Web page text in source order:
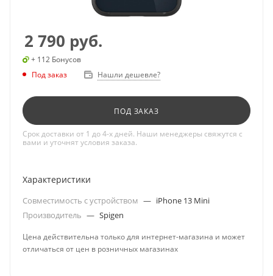
2 790 руб.
+ 112 Бонусов
Под заказ
Нашли дешевле?
ПОД ЗАКАЗ
Срок доставки от 1 до 4-х дней. Наши менеджеры свяжутся с
вами и уточнят условия заказа.
Характеристики
Совместимость с устройством — iPhone 13 Mini
Производитель — Spigen
Цена действительна только для интернет-магазина и может
отличаться от цен в розничных магазинах